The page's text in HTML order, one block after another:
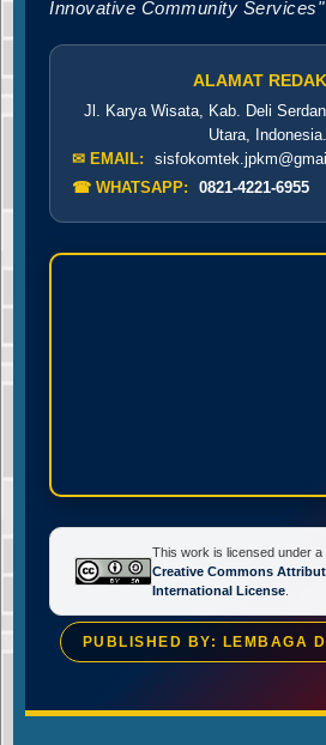
Innovative Community Services"
ALAMAT
Jl. Karya Wisata, Kab. Deli
Utara, Indonesia.
✉ EMAIL:
☎ WHATSAPP:
0821-4221-6955
This work is licensed under a
Creative Commons
International License
PUBLISHED BY: LEMBAGA